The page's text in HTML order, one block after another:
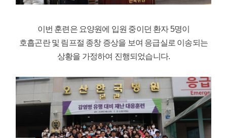
이번 훈련은 요양원에 입원 중이던 환자 5명이
호흡곤란 및 림프절 종창 증상을 보여 응급실로 이송되는
상황을 가정하여 진행되었습니다.